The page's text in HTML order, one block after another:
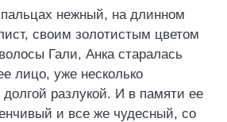
нежный, на длинном
своим золотистым цветом
Гали, Анка старалась
лицо, уже несколько
долгой разлукой. И в памяти ее
и все же чудесный, со